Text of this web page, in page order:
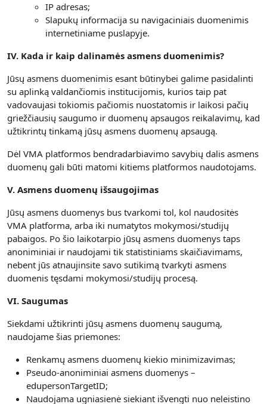
IP adresas;
Slapukų informacija su navigaciniais duomenimis
internetiniame puslapyje.
IV. Kada ir kaip dalinamės asmens duomenimis?
Jūsų asmens duomenimis esant būtinybei galime pasidalinti
su aplinką valdančiomis institucijomis, kurios taip pat
vadovaujasi tokiomis pačiomis nuostatomis ir laikosi pačių
griežčiausių saugumo ir duomenų apsaugos reikalavimų, kad
užtikrintų tinkamą jūsų asmens duomenų apsaugą.
Dėl VMA platformos bendradarbiavimo savybių dalis asmens
duomenų gali būti matomi kitiems platformos naudotojams.
V. Asmens duomenų išsaugojimas
Jūsų asmens duomenys bus tvarkomi tol, kol naudositės
VMA platforma, arba iki numatytos mokymosi/studijų
pabaigos. Po šio laikotarpio jūsų asmens duomenys taps
anoniminiai ir naudojami tik statistiniams skaičiavimams,
nebent jūs atnaujinsite savo sutikimą tvarkyti asmens
duomenis tęsdami mokymosi/studijų procesą.
VI. Saugumas
Siekdami užtikrinti jūsų asmens duomenų saugumą,
naudojame šias priemones:
Renkamų asmens duomenų kiekio minimizavimas;
Pseudo-anoniminiai asmens duomenys –
edupersonTargetID;
Naudojama ugniasienė siekiant išvengti nuo neleistino